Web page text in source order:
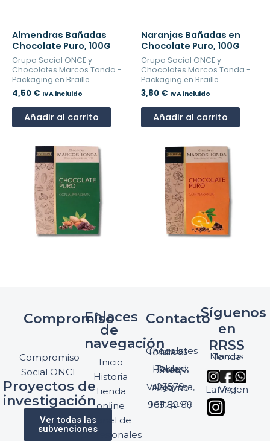
Almendras Bañadas
Chocolate Puro, 100G
Grupo Social ONCE y
Chocolates Marcos Tonda -
Packaging en Braille
4,50 € IVA incluido
Añadir al carrito
Naranjas Bañadas en
Chocolate Puro, 100G
Grupo Social ONCE y
Chocolates Marcos Tonda -
Packaging en Braille
3,80 € IVA incluido
Añadir al carrito
Compromiso
Compromiso
Social ONCE
Proyectos de
investigación
Ver todas las
subvenciones
Enlaces
de
navegación
Inicio
Historia
Tienda
online
Panel de
profesionales
Contacto
Chocolates Marcos Tonda S.L.
Pol. Ind. Torres, Ptda. Torres, 3
03570 Villajoyosa, Alicante
Telf: (+34) 965 89 59 24
Síguenos
en
RRSS
Marcos Tonda
La Virgen 1793